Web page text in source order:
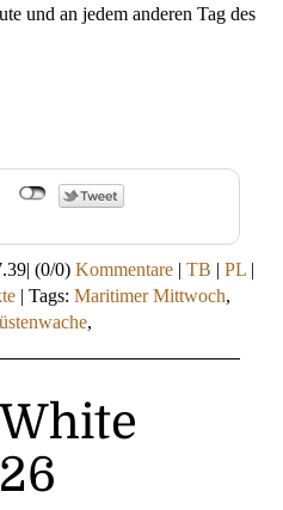
und an jedem anderen Tag des
| (0/0) Kommentare | TB | PL |
| Tags: Maritimer Mittwoch,
,